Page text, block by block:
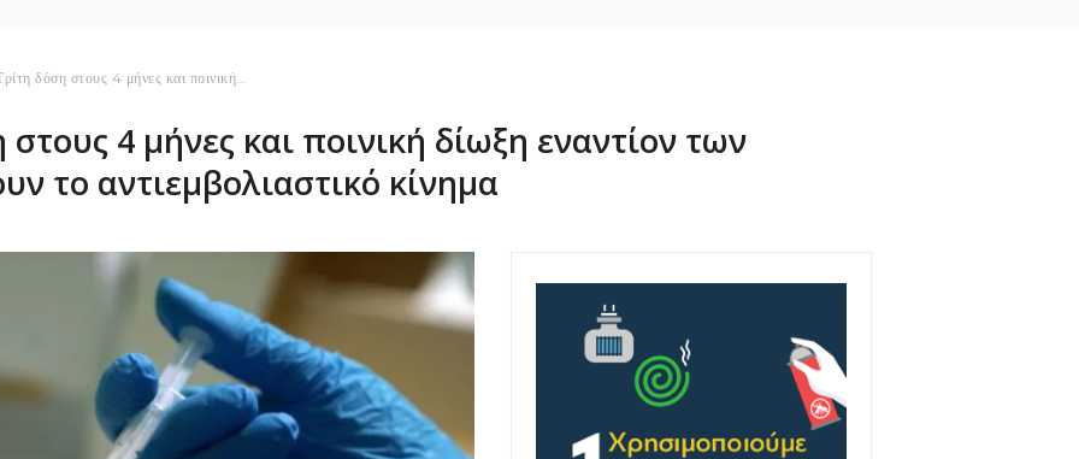
δόση στους 4 μήνες και ποινική...
4 μήνες και ποινική δίωξη εναντίον των
το αντιεμβολιαστικό κίνημα